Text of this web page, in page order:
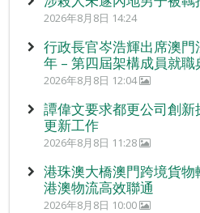
2026年8月8日 14:24
行政長官岑浩輝出席澳
年 – 第四屆架構成員就職
2026年8月8日 12:04
譚偉文要求都更公司創
更新工作
2026年8月8日 11:28
港珠澳大橋澳門跨境貨
港澳物流高效聯通
2026年8月8日 10:00